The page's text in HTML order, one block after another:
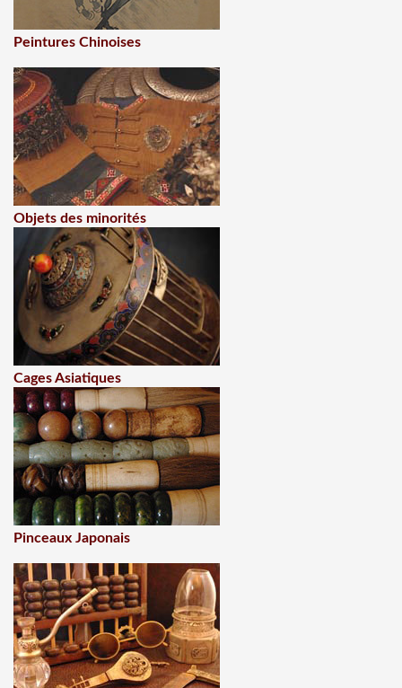
Peintures Chinoises
Objets des minorités
Cages Asiatiques
Pinceaux Japonais